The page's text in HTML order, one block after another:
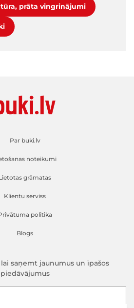
prāta vingrinājumi
Par buki.lv
noteikumi
grāmatas
Klientu serviss
politika
Blogs
saņemt jaunumus un īpašos
piedāvājumus